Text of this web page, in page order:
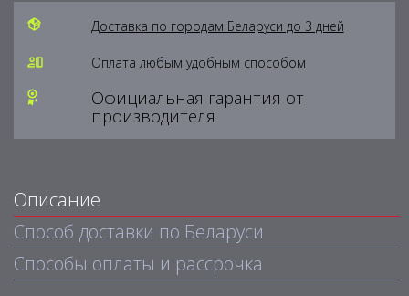
Доставка по городам Беларуси до 3 дней
Оплата любым удобным способом
Официальная гарантия от
производителя
Описание
Способ доставки по Беларуси
Способы оплаты и рассрочка